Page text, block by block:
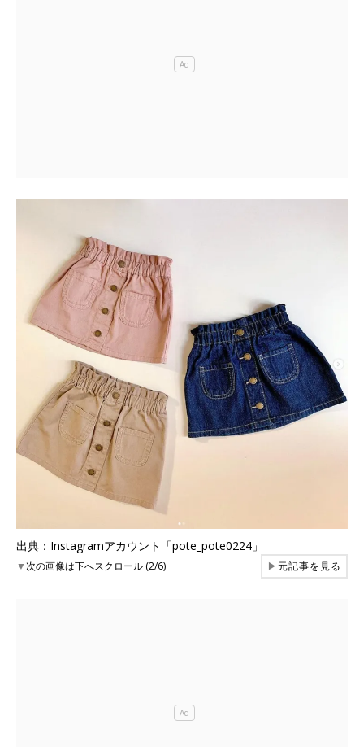
出典：Instagramアカウント「pote_pote0224」
▼次の画像は下へスクロール (2/6) ▶元記事を見る